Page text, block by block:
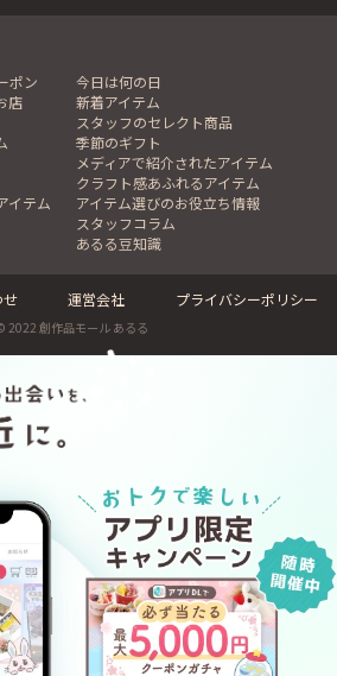
ポン
今日は何の日
店
新着アイテム
スタッフのセレクト商品
季節のギフト
メディアで紹介されたアイテム
クラフト感あふれるアイテム
イテム
アイテム選びのお役立ち情報
スタッフコラム
あるる豆知識
せ 運営会社 プライバシーポリシー
2022 創作品モール あるる